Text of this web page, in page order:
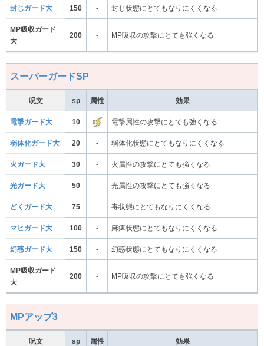
封じガード大 150 - 封じ状態にとてもなりにくくなる
MP吸収ガード
大
200 - MP吸収の攻撃にとても強くなる
スーパーガードSP
呪文 sp 属性 効果
電撃ガード大 10 電撃属性の攻撃にとても強くなる
弱体化ガード大 20 - 弱体化状態にとてもなりにくくなる
火ガード大 30 - 火属性の攻撃にとても強くなる
光ガード大 50 - 光属性の攻撃にとても強くなる
どくガード大 75 - 毒状態にとてもなりにくくなる
マヒガード大 100 - 麻痺状態にとてもなりにくくなる
幻惑ガード大 150 - 幻惑状態にとてもなりにくくなる
MP吸収ガード
大
200 - MP吸収の攻撃にとても強くなる
MPアップ3
呪文 sp 属性 効果